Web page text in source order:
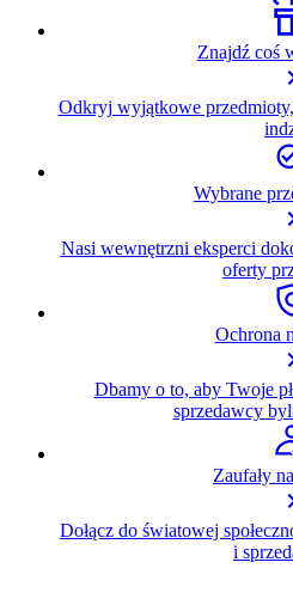
Znajdź coś
Odkryj wyjątkowe
Wybrane
Nasi wewnętrzni eksperci
oferty
Ochrona
Dbamy o to, aby Twoje
sprzedawcy
Zaufały
Dołącz do światowej
i